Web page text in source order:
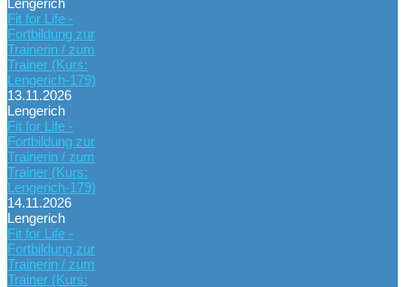
Fit for Life -
Fortbildung zur
Trainerin / zum
Trainer (Kurs:
Lengerich-179)
13.11.2026
Lengerich
Fit for Life -
Fortbildung zur
Trainerin / zum
Trainer (Kurs:
Lengerich-179)
14.11.2026
Lengerich
Fit for Life -
Fortbildung zur
Trainerin / zum
Trainer (Kurs: